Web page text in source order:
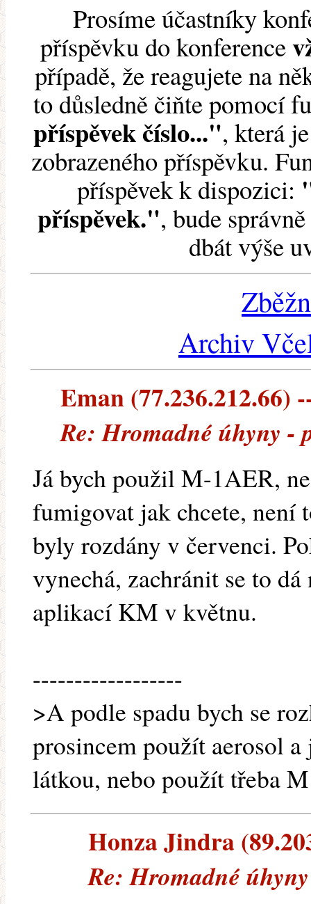
Prosíme účastníky
příspěvku do konference
případě, že reagujete na
to důsledně čiňte pomocí
příspěvek číslo...", která
zobrazeného příspěvku.
příspěvek k dispozici:
příspěvek.", bude
dbát výše
Archiv
Eman (77.236.212.66)
Re: Hromadné úhyny -
Já bych použil M-1AER,
fumigovat jak chcete, není
byly rozdány v červenci.
vynechá, zachránit se to
aplikací KM v květnu.
------------------
>A podle spadu bych se
prosincem použít aerosol
látkou, nebo použít třeba
Honza Jindra
Re: Hromadné